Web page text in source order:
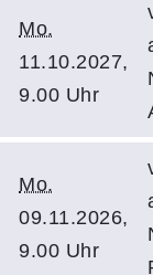
Mo.
11.10.2027,
9.00 Uhr
Mo.
09.11.2026,
9.00 Uhr